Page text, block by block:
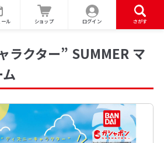
ール ショップ ログイン さがす
ラクター” SUMMER マ